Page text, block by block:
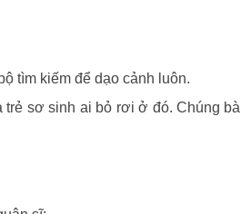
tìm kiếm để dạo cảnh luôn.
trẻ sơ sinh ai bỏ rơi ở đó. Chúng